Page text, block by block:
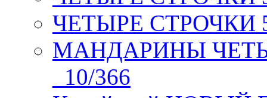
ЧЕТЫРЕ СТРОЧКИ 5
МАНДАРИНЫ
_10/366